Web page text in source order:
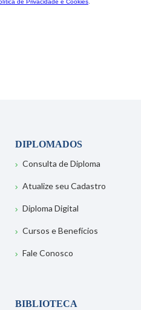
DIPLOMADOS
Consulta de Diploma
Atualize seu Cadastro
Diploma Digital
Cursos e Benefícios
Fale Conosco
BIBLIOTECA